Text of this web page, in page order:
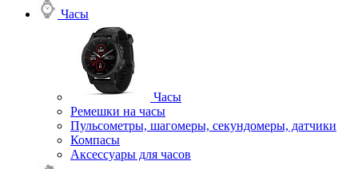
Часы
Часы
Ремешки на часы
Пульсометры, шагомеры, секундомеры, датчики
Компасы
Аксессуары для часов